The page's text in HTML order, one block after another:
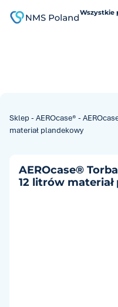
treści
Wszystkie
Sklep- AEROcase® -
materiał plandekowy
AEROcase®
12 litrów